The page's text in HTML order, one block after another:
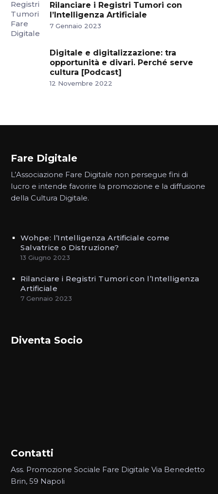
Rilanciare i Registri Tumori con
l’Intelligenza Artificiale
7 Gennaio 2023
Digitale e digitalizzazione: tra
opportunità e divari. Perché serve
cultura [Podcast]
12 Novembre 2022
Fare Digitale
L’Associazione Fare Digitale non persegue fini di
lucro e intende favorire la promozione e la diffusione
della Cultura Digitale.
Wohpe: l’Intelligenza Artificiale come
Salvatrice o Distruzione?
13 Giugno 2023
Rilanciare i Registri Tumori con l’Intelligenza
Artificiale
7 Gennaio 2023
Diventa Socio
Contatti
Ass. Promozione Sociale Fare Digitale Via Benedetto
Brin, 59 Napoli